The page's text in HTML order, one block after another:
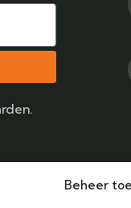
Beheer